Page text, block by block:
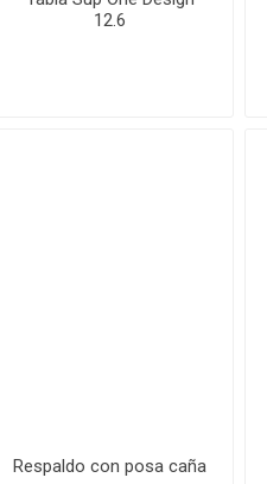
12.6
Respaldo con posa caña